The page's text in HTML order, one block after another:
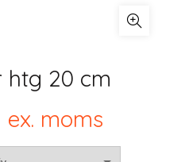
htg 20 cm
ex. moms